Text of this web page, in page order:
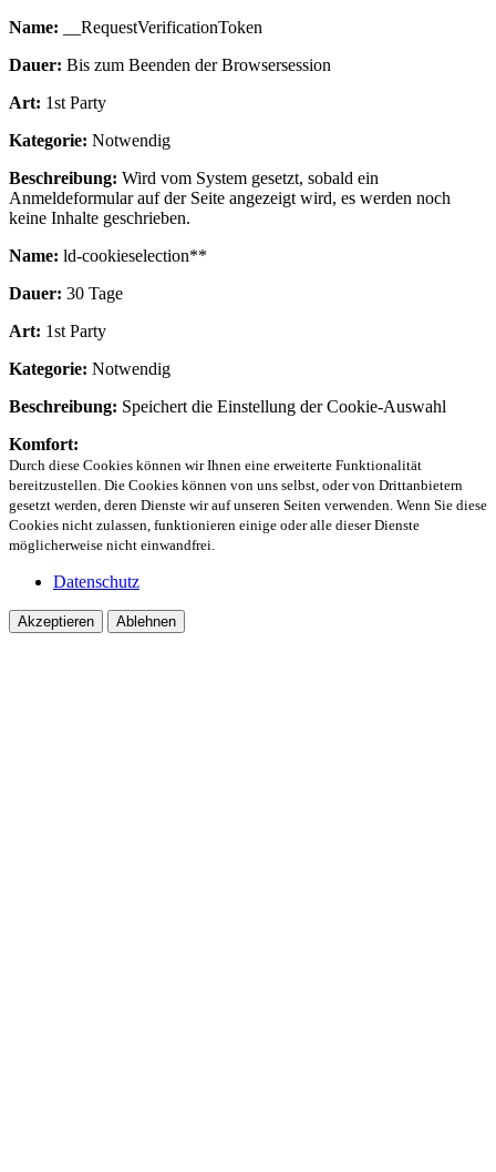
Name: __RequestVerificationToken
Dauer: Bis zum Beenden der Browsersession
Art: 1st Party
Kategorie: Notwendig
Beschreibung: Wird vom System gesetzt, sobald ein
Anmeldeformular auf der Seite angezeigt wird, es werden noch
keine Inhalte geschrieben.
Name: ld-cookieselection**
Dauer: 30 Tage
Art: 1st Party
Kategorie: Notwendig
Beschreibung: Speichert die Einstellung der Cookie-Auswahl
Komfort:
Durch diese Cookies können wir Ihnen eine erweiterte Funktionalität
bereitzustellen. Die Cookies können von uns selbst, oder von Drittanbietern
gesetzt werden, deren Dienste wir auf unseren Seiten verwenden. Wenn Sie diese
Cookies nicht zulassen, funktionieren einige oder alle dieser Dienste
möglicherweise nicht einwandfrei.
Datenschutz
Akzeptieren Ablehnen